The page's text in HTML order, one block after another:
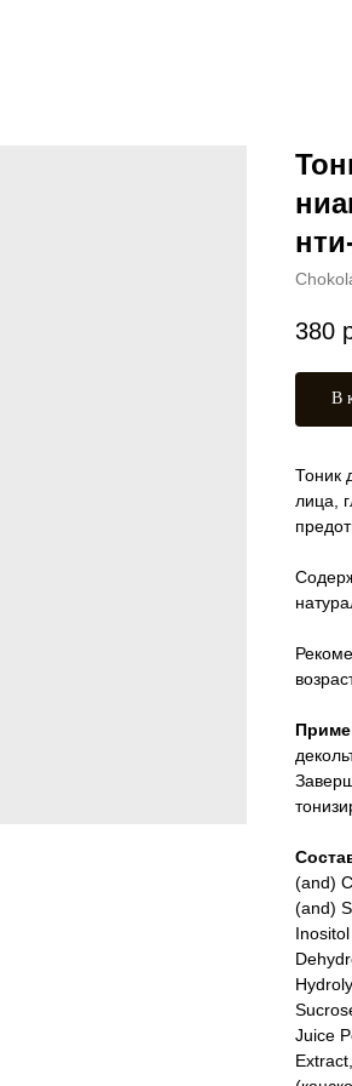
380
В
Тоник
лица,
(and)
(and)
Juice